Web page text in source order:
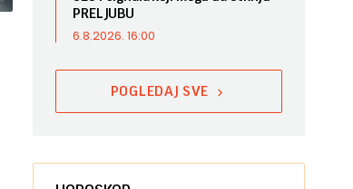
PRELJUBU
6.8.2026. 16:00
POGLEDAJ SVE